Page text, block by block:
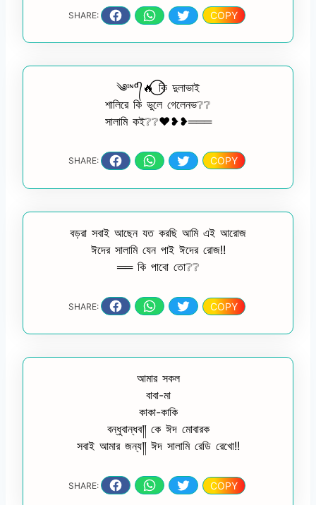
SHARE: COPY
༄ᶦᶰᵈ᭄🔥⃝ কি দুলাভাই
শালিরে কি ভুলে গেলেনভ❔❔
সালামি কই❔❔❤️❥❥═══
SHARE: COPY
বড়রা সবাই আছেন যত করছি আমি এই আরোজ
ঈদের সালামি যেন পাই ঈদের রোজ!!
══ কি পাবো তো❔❔
SHARE: COPY
আমার সকল
বাবা-মা
কাকা-কাকি
বন্ধুবান্ধব༎ কে ঈদ মোবারক
সবাই আমার জন্য༎ ঈদ সালামি রেডি রেখো!!
SHARE: COPY